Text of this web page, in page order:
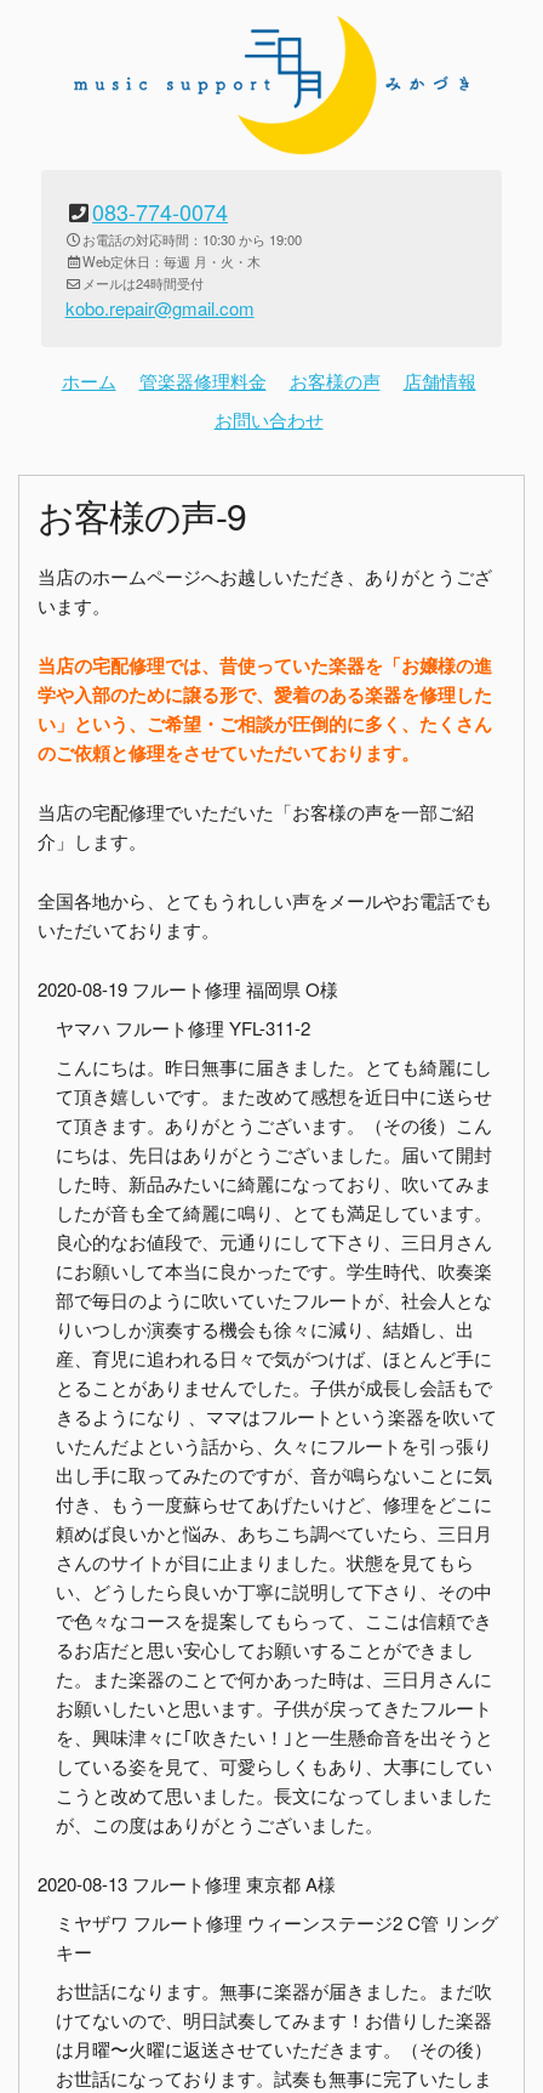
083-774-0074
お電話の対応時間：10:30 から 19:00
Web定休日：毎週 月・火・木
メールは24時間受付
kobo.repair@gmail.com
ホーム 管楽器修理料金 お客様の声
店舗情報
お問い合わせ
お客様の声-9
当店のホームページへお越しいただき、ありがとうござ
います。
当店の宅配修理では、昔使っていた楽器を「お嬢様の進
学や入部のために譲る形で、愛着のある楽器を修理した
い」という、ご希望・ご相談が圧倒的に多く、たくさん
のご依頼と修理をさせていただいております。
当店の宅配修理でいただいた「お客様の声を一部ご紹
介」します。
全国各地から、とてもうれしい声をメールやお電話でも
いただいております。
2020-08-19 フルート修理 福岡県 O様
ヤマハ フルート修理 YFL-311-2
こんにちは。昨日無事に届きました。とても綺麗にし
て頂き嬉しいです。また改めて感想を近日中に送らせ
て頂きます。ありがとうございます。（その後）こん
にちは、先日はありがとうございました。届いて開封
した時、新品みたいに綺麗になっており、吹いてみま
したが音も全て綺麗に鳴り、とても満足しています。
良心的なお値段で、元通りにして下さり、三日月さん
にお願いして本当に良かったです。学生時代、吹奏楽
部で毎日のように吹いていたフルートが、社会人とな
りいつしか演奏する機会も徐々に減り、結婚し、出
産、育児に追われる日々で気がつけば、ほとんど手に
とることがありませんでした。子供が成長し会話もで
きるようになり 、ママはフルートという楽器を吹いて
いたんだよという話から、久々にフルートを引っ張り
出し手に取ってみたのですが、音が鳴らないことに気
付き、もう一度蘇らせてあげたいけど、修理をどこに
頼めば良いかと悩み、あちこち調べていたら、三日月
さんのサイトが目に止まりました。状態を見てもら
い、どうしたら良いか丁寧に説明して下さり、その中
で色々なコースを提案してもらって、ここは信頼でき
るお店だと思い安心してお願いすることができまし
た。また楽器のことで何かあった時は、三日月さんに
お願いしたいと思います。子供が戻ってきたフルート
を、興味津々に｢吹きたい！｣と一生懸命音を出そうと
している姿を見て、可愛らしくもあり、大事にしてい
こうと改めて思いました。長文になってしまいました
が、この度はありがとうございました。
2020-08-13 フルート修理 東京都 A様
ミヤザワ フルート修理 ウィーンステージ2 C管 リング
キー
お世話になります。無事に楽器が届きました。まだ吹
けてないので、明日試奏してみます！お借りした楽器
は月曜〜火曜に返送させていただきます。（その後）
お世話になっております。試奏も無事に完了いたしま